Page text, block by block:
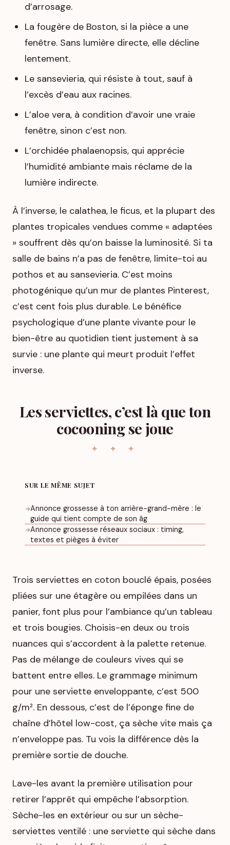
d’arrosage.
La fougère de Boston, si la pièce a une
fenêtre. Sans lumière directe, elle décline
lentement.
Le sansevieria, qui résiste à tout, sauf à
l’excès d’eau aux racines.
L’aloe vera, à condition d’avoir une vraie
fenêtre, sinon c’est non.
L’orchidée phalaenopsis, qui apprécie
l’humidité ambiante mais réclame de la
lumière indirecte.
À l’inverse, le calathea, le ficus, et la plupart des
plantes tropicales vendues comme « adaptées
» souffrent dès qu’on baisse la luminosité. Si ta
salle de bains n’a pas de fenêtre, limite-toi au
pothos et au sansevieria. C’est moins
photogénique qu’un mur de plantes Pinterest,
c’est cent fois plus durable. Le bénéfice
psychologique d’une plante vivante pour le
bien-être au quotidien tient justement à sa
survie : une plante qui meurt produit l’effet
inverse.
Les serviettes, c’est là que ton
cocooning se joue
SUR LE MÊME SUJET
→Annonce grossesse à ton arrière-grand-mère : le
guide qui tient compte de son âg
→Annonce grossesse réseaux sociaux : timing,
textes et pièges à éviter
Trois serviettes en coton bouclé épais, posées
pliées sur une étagère ou empilées dans un
panier, font plus pour l’ambiance qu’un tableau
et trois bougies. Choisis-en deux ou trois
nuances qui s’accordent à la palette retenue.
Pas de mélange de couleurs vives qui se
battent entre elles. Le grammage minimum
pour une serviette enveloppante, c’est 500
g/m². En dessous, c’est de l’éponge fine de
chaîne d’hôtel low-cost, ça sèche vite mais ça
n’enveloppe pas. Tu vois la différence dès la
première sortie de douche.
Lave-les avant la première utilisation pour
retirer l’apprêt qui empêche l’absorption.
Sèche-les en extérieur ou sur un sèche-
serviettes ventilé : une serviette qui sèche dans